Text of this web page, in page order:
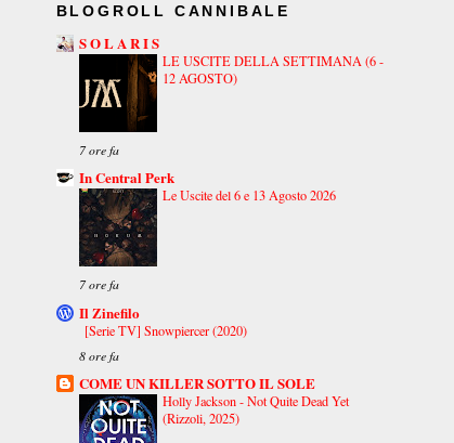
BLOGROLL CANNIBALE
S O L A R I S
LE USCITE DELLA SETTIMANA (6 -
12 AGOSTO)
7 ore fa
In Central Perk
Le Uscite del 6 e 13 Agosto 2026
7 ore fa
Il Zinefilo
[Serie TV] Snowpiercer (2020)
8 ore fa
COME UN KILLER SOTTO IL SOLE
Holly Jackson - Not Quite Dead Yet
(Rizzoli, 2025)